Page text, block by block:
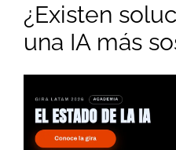
¿Existen
una IA más